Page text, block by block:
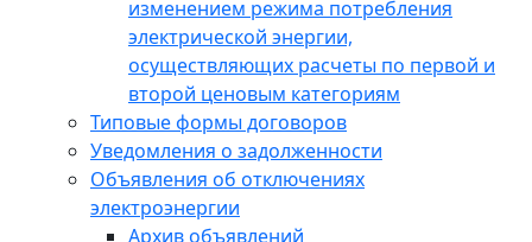
изменением режима потребления
электрической энергии,
осуществляющих расчеты по первой и
второй ценовым категориям
Типовые формы договоров
Уведомления о задолженности
Объявления об отключениях
электроэнергии
Архив объявлений